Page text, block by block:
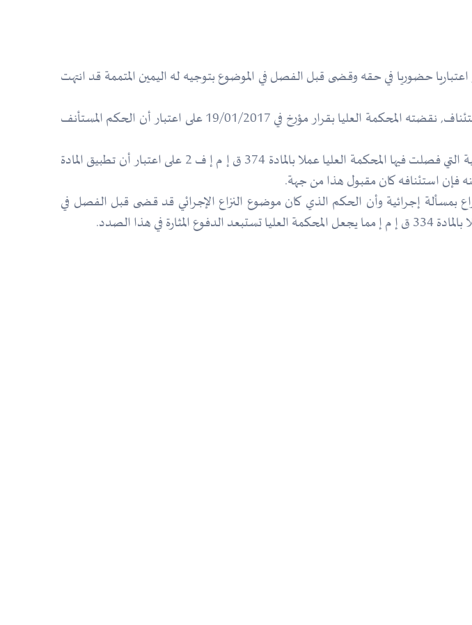
التي رفعها الطاعن في الحكم المؤرخ في 10/11/2013 الذي صدر اعتباريا حضوريا في حقه وقضى قبل الفصل في الموضوع بتوجيه له اليمين المتممة قد انتهت
حيث إستأنف (م.ب) الحكم فانتهى بصدور قرار في 13/11/2014 قضى بعدم قبول الاستئناف, نقضته المحكمة العليا بقرار مؤرخ في 19/01/2017 على اعتبار أن الحكم المستأنف
وحيث أنه بعد رجوع الدعوى بعد الإحالة فإن القرار المطعون فيه قد طبق النقطة القانونية التي فصلت فيها المحكمة العليا عملا بالمادة 374 ق إ م إ ف 2 على اعتبار أن تطبيق المادة
بمسألة إجرائية وأن الحكم الذي كان موضوع النزاع الإجرائي قد قضى قبل الفصل في
هذا الصدد.